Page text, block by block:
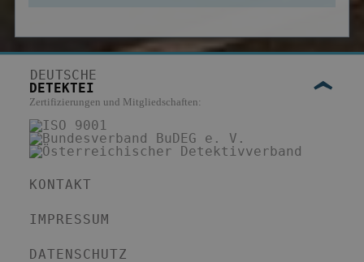
DEUTSCHE
DETEKTEI
Zertifizierungen und Mitgliedschaften:
KONTAKT
IMPRESSUM
DATENSCHUTZ